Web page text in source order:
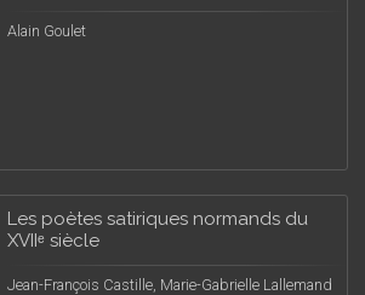
Alain Goulet
Les poètes satiriques normands du
XVIIᵉ siècle
Jean-François Castille, Marie-Gabrielle Lallemand